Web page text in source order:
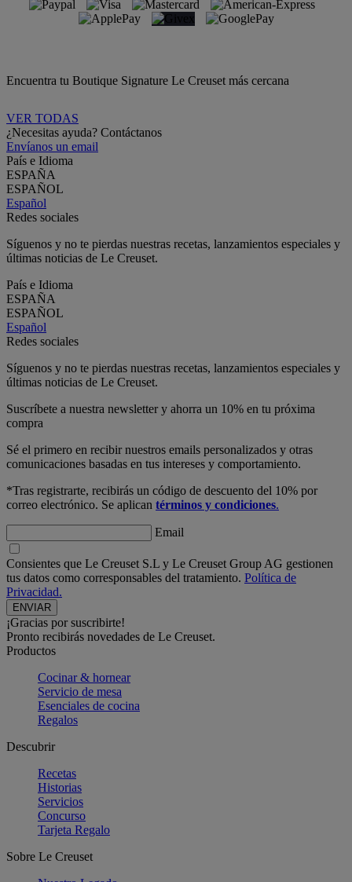
Encuentra tu Boutique Signature Le Creuset más cercana
VER TODAS
¿Necesitas ayuda? Contáctanos
Envíanos un email
País e Idioma
ESPAÑA
ESPAÑOL
Español
Redes sociales
Síguenos y no te pierdas nuestras recetas, lanzamientos especiales y
últimas noticias de Le Creuset.
País e Idioma
ESPAÑA
ESPAÑOL
Español
Redes sociales
Síguenos y no te pierdas nuestras recetas, lanzamientos especiales y
últimas noticias de Le Creuset.
Suscríbete a nuestra newsletter y ahorra un 10% en tu próxima
compra
Sé el primero en recibir nuestros emails personalizados y otras
comunicaciones basadas en tus intereses y comportamiento.
*Tras registrarte, recibirás un código de descuento del 10% por
correo electrónico. Se aplican términos y condiciones.
Email
Consientes que Le Creuset S.L y Le Creuset Group AG gestionen
tus datos como corresponsables del tratamiento. Política de
Privacidad.
¡Gracias por suscribirte!
Pronto recibirás novedades de Le Creuset.
Productos
Cocinar & hornear
Servicio de mesa
Esenciales de cocina
Regalos
Descubrir
Recetas
Historias
Servicios
Concurso
Tarjeta Regalo
Sobre Le Creuset